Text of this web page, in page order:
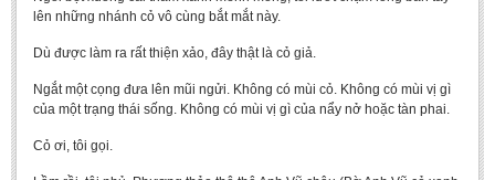
lên những nhánh cỏ vô cùng bắt mắt này.
Dù được làm ra rất thiện xảo, đây thật là cỏ giả.
Ngắt một cọng đưa lên mũi ngửi. Không có mùi cỏ. Không có mùi vị gì
của một trạng thái sống. Không có mùi vị gì của nẩy nở hoặc tàn phai.
Cỏ ơi, tôi gọi.